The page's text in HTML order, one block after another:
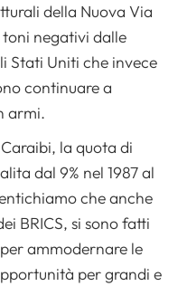
della Nuova Via
negativi dalle
Stati Uniti che invece
continuare a
armi.
la quota di
dal 9% nel 1987 al
che anche
BRICS, si sono fatti
ammodernare le
per grandi e